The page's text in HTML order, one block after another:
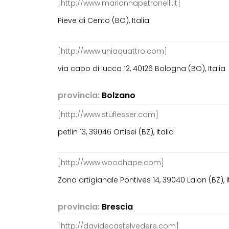
[http://www.mariannapetronelli.it]
Pieve di Cento (BO), Italia
[http://www.uniaquattro.com]
via capo di lucca 12, 40126 Bologna (BO), Italia
provincia: Bolzano
[http://www.stuflesser.com]
petlin 13, 39046 Ortisei (BZ), Italia
[http://www.woodhape.com]
Zona artigianale Pontives 14, 39040 Laion (BZ),
provincia: Brescia
[http://davidecastelvedere.com]